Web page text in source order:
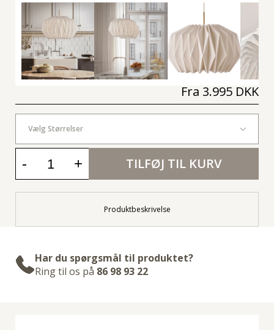
Fra 3.995 DKK
Vælg Størrelser
- + TILFØJ TIL KURV
Produktbeskrivelse
Har du spørgsmål til produktet?
Ring til os på 86 98 93 22